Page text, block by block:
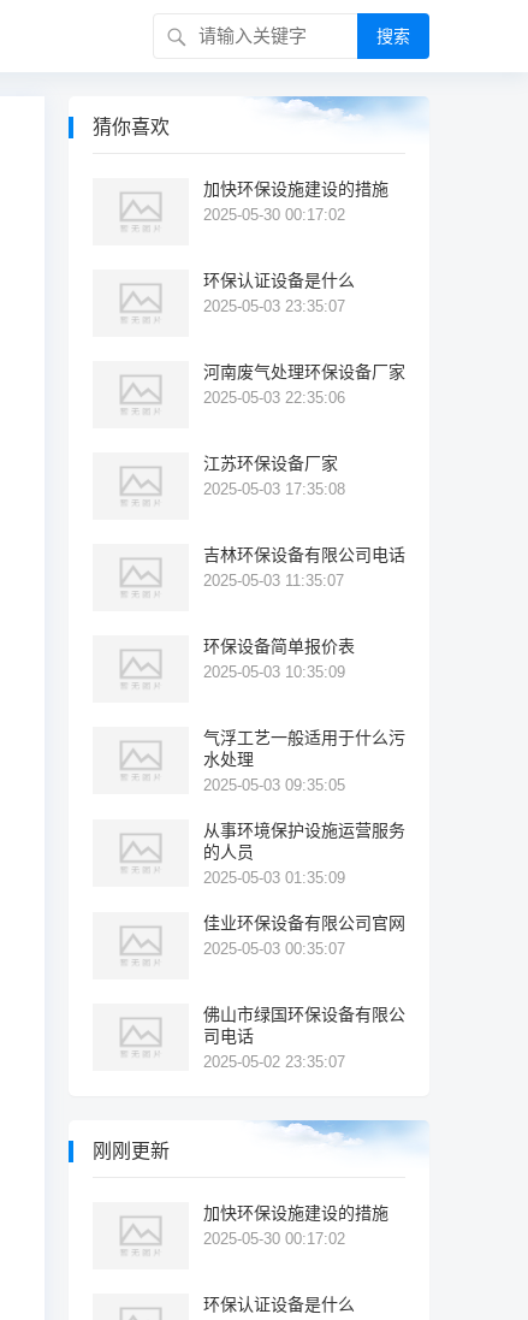
搜索
猜你喜欢
加快环保设施建设的措施
2025-05-30 00:17:02
环保认证设备是什么
2025-05-03 23:35:07
河南废气处理环保设备厂家
2025-05-03 22:35:06
江苏环保设备厂家
2025-05-03 17:35:08
吉林环保设备有限公司电话
2025-05-03 11:35:07
环保设备简单报价表
2025-05-03 10:35:09
气浮工艺一般适用于什么污
水处理
2025-05-03 09:35:05
从事环境保护设施运营服务
的人员
2025-05-03 01:35:09
佳业环保设备有限公司官网
2025-05-03 00:35:07
佛山市绿国环保设备有限公
司电话
2025-05-02 23:35:07
刚刚更新
加快环保设施建设的措施
2025-05-30 00:17:02
环保认证设备是什么